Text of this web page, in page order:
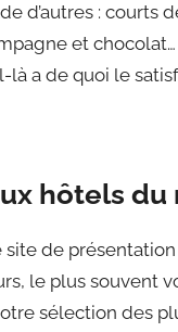
d’autres :
et
a de quoi le
hôtels du
site de
le plus souvent
sélection des